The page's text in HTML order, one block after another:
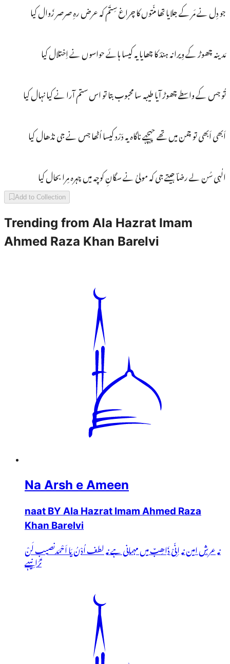
جو دِل نے مَر کے جلایا تھا منّتوں کا چراغ سِتَم کہ عرض رہِ صرصر زَوال کیا
مَدینہ چھوڑ کے وِیرانہ ہندؔ کا چھایا یہ کیسا ہائے حواسوں نے اِختلال کیا
تُو جس کے واسطے چھوڑ آیا طیبہ سا محبوب بتا تو اس ستم آرا نے کیا نہال کیا
اَبھی اَبھی تو چمن میں تھے چہچہے ناگاہ یہ دَرْد کیسا اُٹھا جس نے جی نڈھال کیا
الٰہی سُن لے رضاؔ جیتے جی کہ مولیٰ نے سگانِ کوچہ میں چہرہ مِرا بحال کیا
Add to Collection
Trending from Ala Hazrat Imam
Ahmed Raza Khan Barelvi
Na Arsh e Ameen
naat BY Ala Hazrat Imam Ahmed Raza
Khan Barelvi
نہ عرشِ امین نہ اِنِّیْ ذَاھِبٌ میں مہمانی ہے نہ لطف اُدْنُ یَا اَحْمَدنصیب لَنْ
تَرَانِیہے